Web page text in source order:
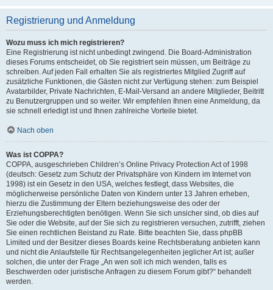
Registrierung und Anmeldung
Wozu muss ich mich registrieren?
Eine Registrierung ist nicht unbedingt zwingend. Die Board-Administration
dieses Forums entscheidet, ob Sie registriert sein müssen, um Beiträge zu
schreiben. Auf jeden Fall erhalten Sie als registriertes Mitglied Zugriff auf
zusätzliche Funktionen, die Gästen nicht zur Verfügung stehen: zum Beispiel
Avatarbilder, Private Nachrichten, E-Mail-Versand an andere Mitglieder, Beitritt
zu Benutzergruppen und so weiter. Wir empfehlen Ihnen eine Anmeldung, da
sie schnell erledigt ist und Ihnen zahlreiche Vorteile bietet.
Nach oben
Was ist COPPA?
COPPA, ausgeschrieben Children’s Online Privacy Protection Act of 1998
(deutsch: Gesetz zum Schutz der Privatsphäre von Kindern im Internet von
1998) ist ein Gesetz in den USA, welches festlegt, dass Websites, die
möglicherweise persönliche Daten von Kindern unter 13 Jahren erheben,
hierzu die Zustimmung der Eltern beziehungsweise des oder der
Erziehungsberechtigten benötigen. Wenn Sie sich unsicher sind, ob dies auf
Sie oder die Website, auf der Sie sich zu registrieren versuchen, zutrifft, ziehen
Sie einen rechtlichen Beistand zu Rate. Bitte beachten Sie, dass phpBB
Limited und der Besitzer dieses Boards keine Rechtsberatung anbieten kann
und nicht die Anlaufstelle für Rechtsangelegenheiten jeglicher Art ist; außer
solchen, die unter der Frage „An wen soll ich mich wenden, falls es
Beschwerden oder juristische Anfragen zu diesem Forum gibt?“ behandelt
werden.